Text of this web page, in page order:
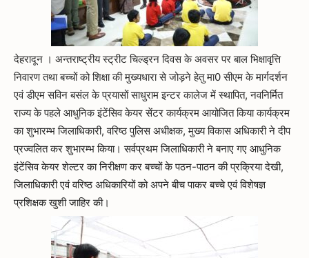
देहरादून । अन्तराष्ट्रीय स्ट्रीट चिल्ड्रन दिवस के अवसर पर बाल भिक्षावृत्ति
निवारण तथा बच्चों को शिक्षा की मुख्यधारा से जोड़ने हेतु मा0 सीएम के मार्गदर्शन
एवं डीएम सविन बसंल के प्रयासों साधुराम इन्टर कालेज में स्थापित, नवनिर्मित
राज्य के पहले आधुनिक इंटेंसिव केयर सेंटर कार्यक्रम आयोजित किया कार्यक्रम
का शुभारम्भ जिलाधिकारी, वरिष्ठ पुलिस अधीक्षक, मुख्य विकास अधिकारी ने दीप
प्रज्वलित कर शुभारम्भ किया। सर्वप्रथम जिलाधिकारी ने बनाए गए आधुनिक
इंटेंसिव केयर शेल्टर का निरीक्षण कर बच्चों के पठन-पाठन की प्रक्रिया देखी,
जिलाधिकारी एवं वरिष्ठ अधिकारियों को अपने बीच पाकर बच्चे एवं विशेषज्ञ
प्रशिक्षक खुशी जाहिर की।